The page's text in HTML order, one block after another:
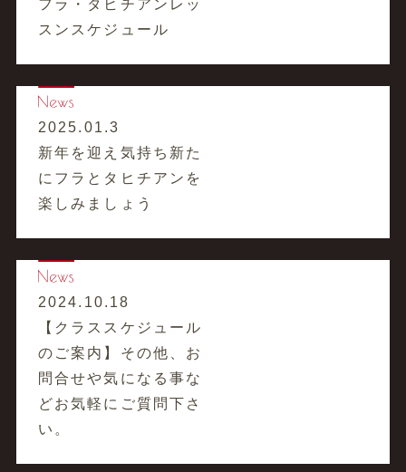
フラ・タヒチアンレッ
スンスケジュール
2025.01.3
新年を迎え気持ち新た
にフラとタヒチアンを
楽しみましょう
2024.10.18
【クラススケジュール
のご案内】その他、お
問合せや気になる事な
どお気軽にご質問下さ
い。